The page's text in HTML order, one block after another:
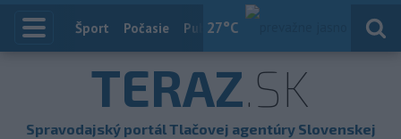
27°C
Index
Šport Počasie Publicistika
TERAZ.SK
Spravodajský portál Tlačovej agentúry Slovenskej